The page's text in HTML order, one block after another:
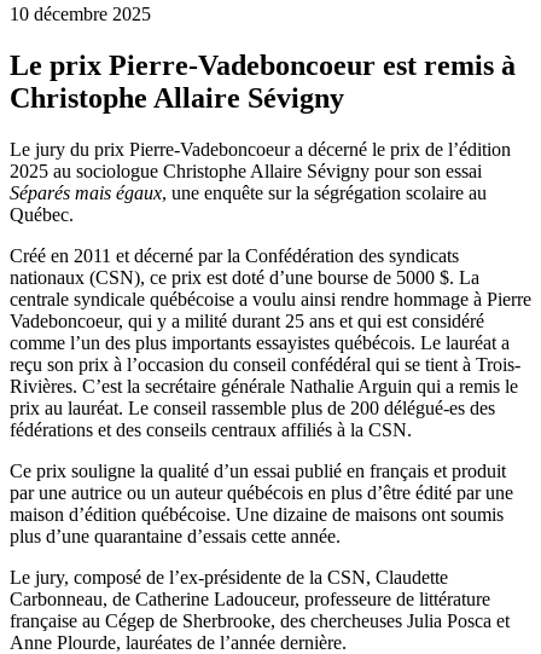
10 décembre 2025
Le prix Pierre-Vadeboncoeur est remis à
Christophe Allaire Sévigny
Le jury du prix Pierre-Vadeboncoeur a décerné le prix de l’édition
2025 au sociologue Christophe Allaire Sévigny pour son essai
Séparés mais égaux, une enquête sur la ségrégation scolaire au
Québec.
Créé en 2011 et décerné par la Confédération des syndicats
nationaux (CSN), ce prix est doté d’une bourse de 5000 $. La
centrale syndicale québécoise a voulu ainsi rendre hommage à Pierre
Vadeboncoeur, qui y a milité durant 25 ans et qui est considéré
comme l’un des plus importants essayistes québécois. Le lauréat a
reçu son prix à l’occasion du conseil confédéral qui se tient à Trois-
Rivières. C’est la secrétaire générale Nathalie Arguin qui a remis le
prix au lauréat. Le conseil rassemble plus de 200 délégué-es des
fédérations et des conseils centraux affiliés à la CSN.
Ce prix souligne la qualité d’un essai publié en français et produit
par une autrice ou un auteur québécois en plus d’être édité par une
maison d’édition québécoise. Une dizaine de maisons ont soumis
plus d’une quarantaine d’essais cette année.
Le jury, composé de l’ex-présidente de la CSN, Claudette
Carbonneau, de Catherine Ladouceur, professeure de littérature
française au Cégep de Sherbrooke, des chercheuses Julia Posca et
Anne Plourde, lauréates de l’année dernière.